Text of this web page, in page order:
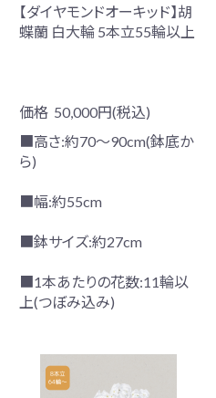
【ダイヤモンドオーキッド】胡
蝶蘭 白大輪 5本立55輪以上
価格 50,000円(税込)
■高さ:約70～90cm(鉢底か
ら)
■幅:約55cm
■鉢サイズ:約27cm
■1本あたりの花数:11輪以
上(つぼみ込み)